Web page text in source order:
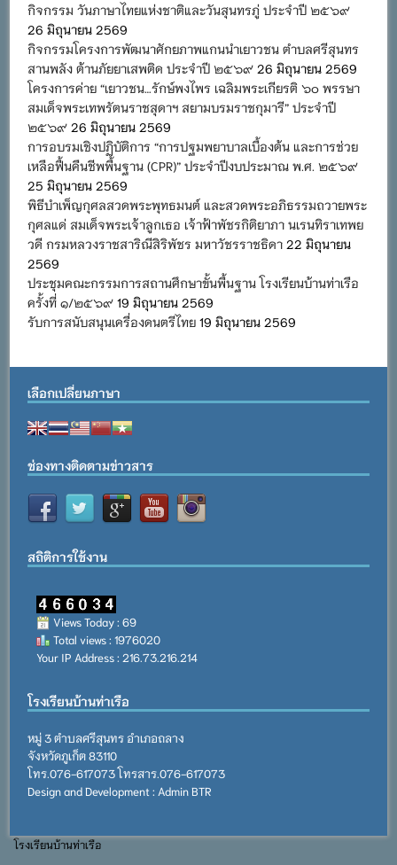
กิจกรรม วันภาษาไทยแห่งชาติและวันสุนทรภู่ ประจำปี ๒๕๖๙
26 มิถุนายน 2569
กิจกรรมโครงการพัฒนาศักยภาพแกนนำเยาวชน ตำบลศรีสุนทร
สานพลัง ต้านภัยยาเสพติด ประจำปี ๒๕๖๙ 26 มิถุนายน 2569
โครงการค่าย “เยาวชน…รักษ์พงไพร เฉลิมพระเกียรติ ๖๐ พรรษา
สมเด็จพระเทพรัตนราชสุดาฯ สยามบรมราชกุมารี” ประจำปี
๒๕๖๙ 26 มิถุนายน 2569
การอบรมเชิงปฏิบัติการ “การปฐมพยาบาลเบื้องต้น และการช่วย
เหลือฟื้นคืนชีพพื้นฐาน (CPR)” ประจำปีงบประมาณ พ.ศ. ๒๕๖๙
25 มิถุนายน 2569
พิธีบำเพ็ญกุศลสวดพระพุทธมนต์ และสวดพระอภิธรรมถวายพระ
กุศลแด่ สมเด็จพระเจ้าลูกเธอ เจ้าฟ้าพัชรกิติยาภา นเรนทิราเทพย
วดี กรมหลวงราชสาริณีสิริพัชร มหาวัชรราชธิดา 22 มิถุนายน
2569
ประชุมคณะกรรมการสถานศึกษาขั้นพื้นฐาน โรงเรียนบ้านท่าเรือ
ครั้งที่ ๑/๒๕๖๙ 19 มิถุนายน 2569
รับการสนับสนุนเครื่องดนตรีไทย 19 มิถุนายน 2569
เลือกเปลี่ยนภาษา
ช่องทางติดตามข่าวสาร
สถิติการใช้งาน
Views Today : 69
Total views : 1976020
Your IP Address : 216.73.216.214
โรงเรียนบ้านท่าเรือ
หมู่ 3 ตำบลศรีสุนทร อำเภอถลาง
จังหวัดภูเก็ต 83110
โทร.076-617073 โทรสาร.076-617073
Design and Development : Admin BTR
โรงเรียนบ้านท่าเรือ